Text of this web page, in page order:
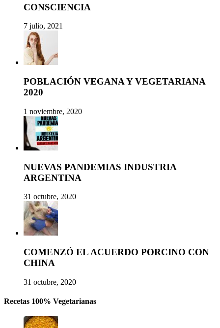
CONSCIENCIA
7 julio, 2021
POBLACIÓN VEGANA Y VEGETARIANA
2020
1 noviembre, 2020
NUEVAS PANDEMIAS INDUSTRIA
ARGENTINA
31 octubre, 2020
COMENZÓ EL ACUERDO PORCINO CON
CHINA
31 octubre, 2020
Recetas 100% Vegetarianas